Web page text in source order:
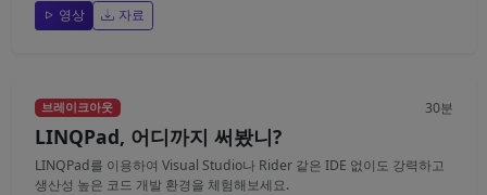
영상 자료
브레이크아웃 30분
LINQPad, 어디까지 써봤니?
LINQPad를 이용하여 Visual Studio나 Rider 같은 IDE 없이도 강력하고
생산성 높은 코드 개발 환경을 체험해보세요.